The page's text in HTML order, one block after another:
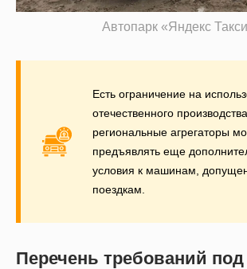
Автопарк «Яндекс
Есть ограничение на
отечественного
региональные агрегаторы
предъявлять еще
условия к машинам,
поездкам.
Перечень требований под